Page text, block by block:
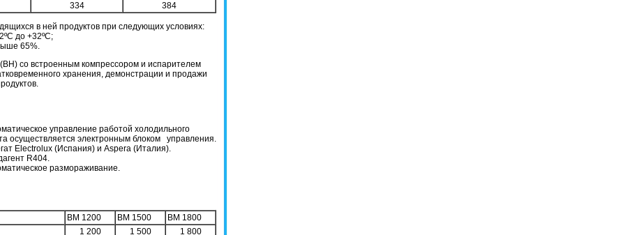
334 384
в ней продуктов при следующих условиях:
до +32ºC;
65%.
(ВН) со встроенным компрессором и испарителем
хранения, демонстрации и продажи
управление работой холодильного
осуществляется электронным блоком управления.
Electrolux (Испания) и Aspera (Италия).
R404.
размораживание.
ВМ 1200 ВМ 1500
ВМ 1800
1 200 1 500
1 800